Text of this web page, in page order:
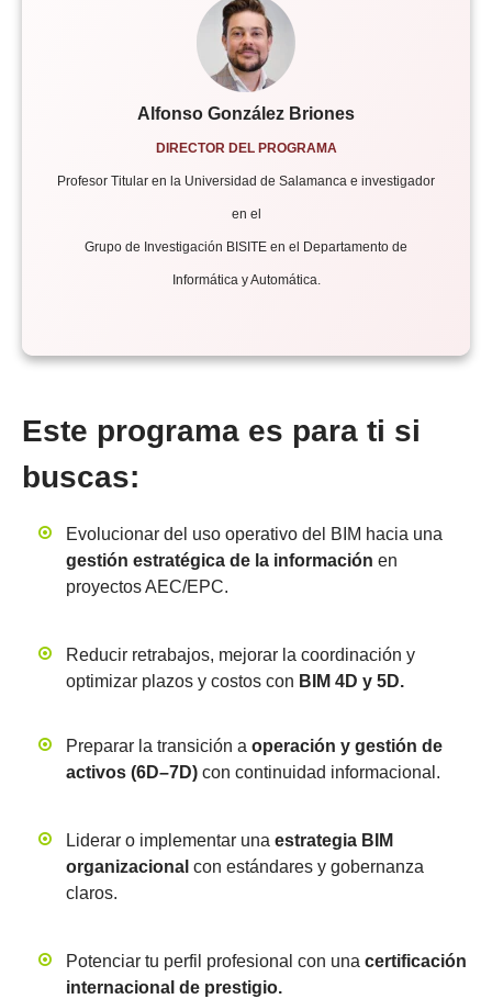
Alfonso González Briones
DIRECTOR DEL PROGRAMA
Profesor Titular en la Universidad de Salamanca e investigador
en el
Grupo de Investigación BISITE en el Departamento de
Informática y Automática.
Este programa es para ti si
buscas:
Evolucionar del uso operativo del BIM hacia una
gestión estratégica de la información en
proyectos AEC/EPC.
Reducir retrabajos, mejorar la coordinación y
optimizar plazos y costos con BIM 4D y 5D.
Preparar la transición a operación y gestión de
activos (6D–7D) con continuidad informacional.
Liderar o implementar una estrategia BIM
organizacional con estándares y gobernanza
claros.
Potenciar tu perfil profesional con una certificación
internacional de prestigio.